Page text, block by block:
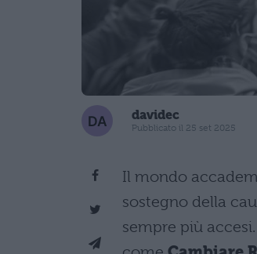
davidec
Pubblicato il 25 set 2025
Il mondo
sostegno della
sempre più